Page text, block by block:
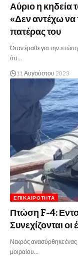
Αύριο η κηδεία
«Δεν αντέχω
πατέρας του
Όταν έμαθε για την
ότι…
11 Αυγούστου 2023
ΕΠΙΚΑΙΡΌΤΗΤΑ
Πτώση F-4:
Συνεχίζονται
Νεκρός ανασύρθηκε
μοιραίου…